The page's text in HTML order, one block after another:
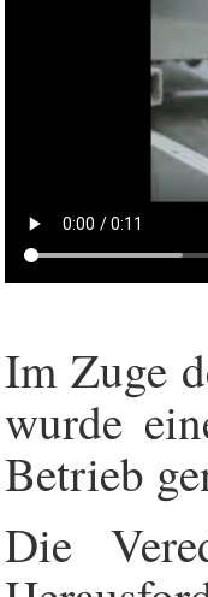
Im Zuge
wurde
Betrieb
Die